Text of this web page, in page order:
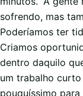
sofrendo, mas
Poderíamos ter
Criamos
dentro daquilo
um trabalho
pouquíssimo